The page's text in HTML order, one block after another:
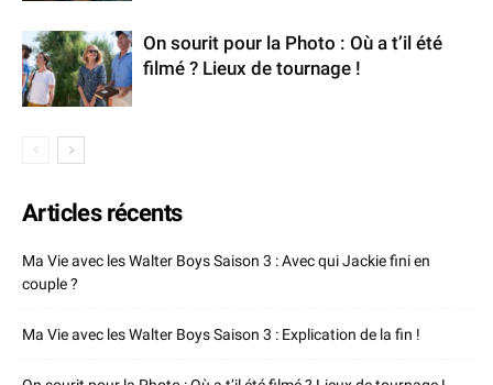
On sourit pour la Photo : Où a t’il été
filmé ? Lieux de tournage !
Articles récents
Ma Vie avec les Walter Boys Saison 3 : Avec qui Jackie fini en
couple ?
Ma Vie avec les Walter Boys Saison 3 : Explication de la fin !